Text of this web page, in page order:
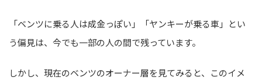
「ベンツに乗る人は成金っぽい」「ヤンキーが乗る車」とい
う偏見は、今でも一部の人の間で残っています。
しかし、現在のベンツのオーナー層を見てみると、このイメ